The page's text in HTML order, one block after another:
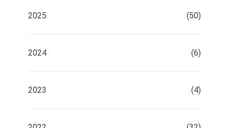
2025 (50)
2024 (6)
2023 (4)